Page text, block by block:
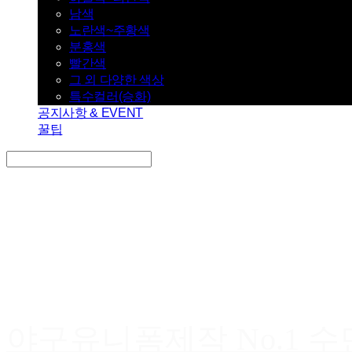
남색
노란색~주황색
분홍색
빨간색
그 외 다양한 색상
특수컬러(승화)
공지사항 & EVENT
꿀팁